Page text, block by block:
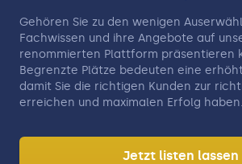
Gehören Sie zu den wenigen
Fachwissen und ihre Angebote auf
renommierten Plattform präsentieren
Begrenzte Plätze bedeuten eine
damit Sie die richtigen Kunden zur
erreichen und maximalen Erfolg haben.
Jetzt listen lassen